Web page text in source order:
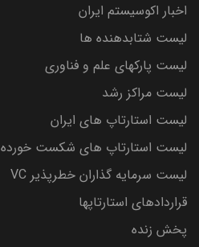
اخبار اکوسیستم ایران
لیست شتابدهنده ها
لیست پارکهای علم و فناوری
لیست مراکز رشد
لیست استارتاپ های ایران
لیست استارتاپ های شکست خورده
لیست سرمایه گذاران خطرپذیر VC
قراردادهای استارتاپها
پخش زنده